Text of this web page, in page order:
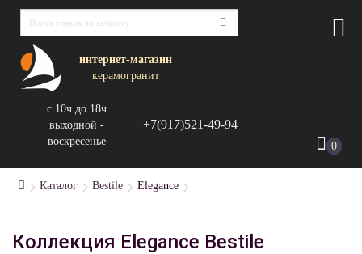
интернет-магазин
керамогранит
с 10ч до 18ч
выходной -
воскресенье
+7(917)521-49-94
0
Каталог Bestile Elegance
Коллекция Elegance Bestile